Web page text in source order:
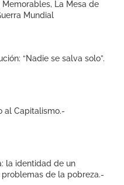
Memorables, La Mesa de
Mundial
“Nadie se salva solo”.
al Capitalismo.-
la identidad de un
de la pobreza.-